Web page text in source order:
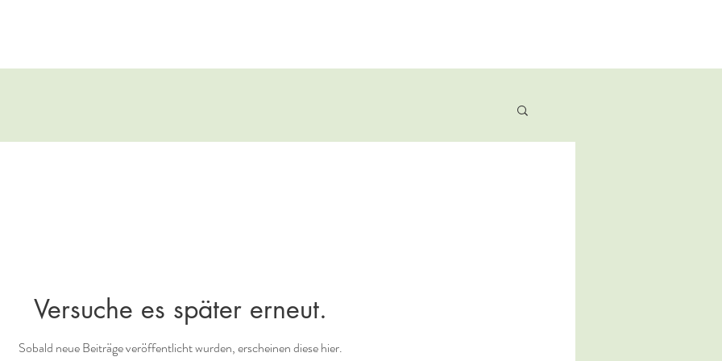
Versuche es später erneut.
Sobald neue Beiträge veröffentlicht wurden, erscheinen diese hier.